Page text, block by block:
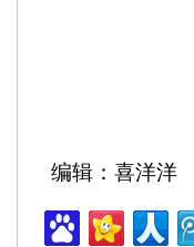
编辑：喜洋洋